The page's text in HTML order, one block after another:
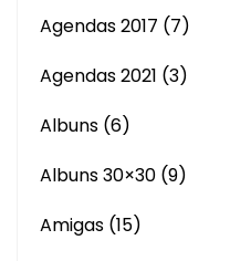
Agendas 2017 (7)
Agendas 2021 (3)
Albuns (6)
Albuns 30×30 (9)
Amigas (15)